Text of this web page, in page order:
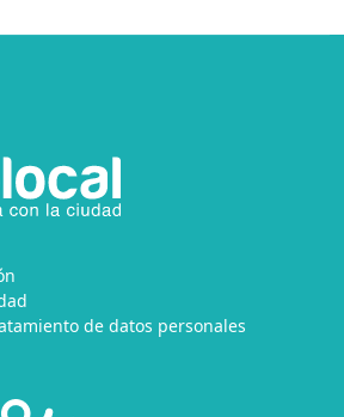
de datos personales